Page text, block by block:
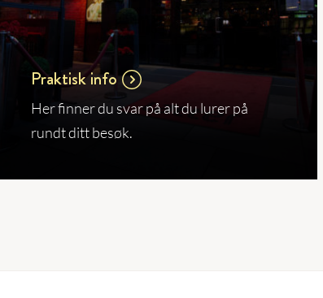
Praktisk info
Her finner du svar på alt du lurer på
rundt ditt besøk.